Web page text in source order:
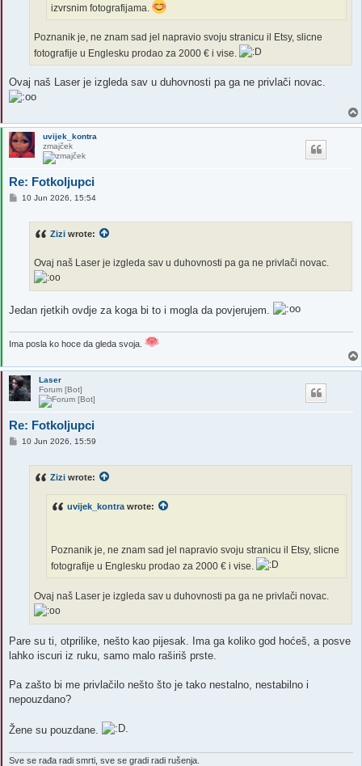
izvrsnim fotografijama.
Poznanik je, ne znam sad jel napravio svoju stranicu il Etsy, slicne
fotografije u Englesku prodao za 2000 € i vise.
Ovaj naš Laser je izgleda sav u duhovnosti pa ga ne privlači novac.
uvijek_kontra
zmajček
Re: Fotkoljupci
P10 Jun 2026, 15:54
Zizi wrote:
Ovaj naš Laser je izgleda sav u duhovnosti pa ga ne privlači novac.
Jedan rjetkih ovdje za koga bi to i mogla da povjerujem.
Ima posla ko hoce da gleda svoja.
Laser
Forum [Bot]
Re: Fotkoljupci
P10 Jun 2026, 15:59
Zizi wrote:
uvijek_kontra wrote:
Poznanik je, ne znam sad jel napravio svoju stranicu il Etsy, slicne
fotografije u Englesku prodao za 2000 € i vise.
Ovaj naš Laser je izgleda sav u duhovnosti pa ga ne privlači novac.
Pare su ti, otprilike, nešto kao pijesak. Ima ga koliko god hoćeš, a posve
lahko iscuri iz ruku, samo malo raširiš prste.
Pa zašto bi me privlačilo nešto što je tako nestalno, nestabilno i
nepouzdano?
Žene su pouzdane.
Sve se rađa radi smrti, sve se gradi radi rušenja.